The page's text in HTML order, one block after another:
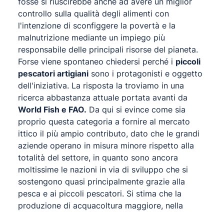
controllo sulla qualità degli alimenti con
l'intenzione di sconfiggere la povertà e la
malnutrizione mediante un impiego più
responsabile delle principali risorse del pianeta.
Forse viene spontaneo chiedersi perché i piccoli
pescatori artigiani sono i protagonisti e oggetto
dell'iniziativa. La risposta la troviamo in una
ricerca abbastanza attuale portata avanti da
World Fish e FAO. Da qui si evince come sia
proprio questa categoria a fornire al mercato
ittico il più ampio contributo, dato che le grandi
aziende operano in misura minore rispetto alla
totalità del settore, in quanto sono ancora
moltissime le nazioni in via di sviluppo che si
sostengono quasi principalmente grazie alla
pesca e ai piccoli pescatori. Si stima che la
produzione di acquacoltura maggiore, nella